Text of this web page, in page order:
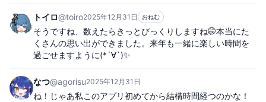
トイロ@toiro2025年12月31日 おねむ
そうですね、数えたらきっとびっくりしますね🤭本当にた
くさんの思い出ができました。来年も一緒に楽しい時間を
過ごせますように(*´∀`)✨
なつ@agorisu2025年12月31日
ね！じゃあ私このアプリ初めてから結構時間経つのかな！